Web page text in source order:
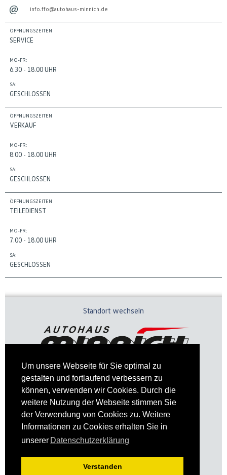
Um unsere Webseite für Sie optimal zu
gestalten und fortlaufend verbessern zu
können, verwenden wir Cookies. Durch die
weitere Nutzung der Webseite stimmen Sie
der Verwendung von Cookies zu. Weitere
Informationen zu Cookies erhalten Sie in
unserer Datenschutzerklärung
Verstanden
info.ffo@autohaus-minnich.de
ÖFFNUNGSZEITEN
SERVICE
MO-FR:
6.30 - 18.00 UHR
SA:
GESCHLOSSEN
ÖFFNUNGSZEITEN
VERKAUF
MO-FR:
8.00 - 18.00 UHR
SA:
GESCHLOSSEN
ÖFFNUNGSZEITEN
TEILEDIENST
MO-FR:
7.00 - 18.00 UHR
SA:
GESCHLOSSEN
Standort wechseln
Impressum Datenschutz